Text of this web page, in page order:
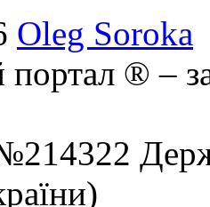
Oleg Soroka
® –